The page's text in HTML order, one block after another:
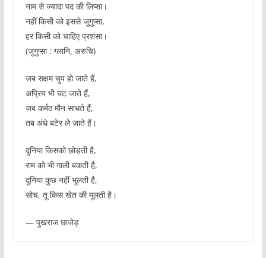
नाम से ज्यादा पद की लिप्सा।
नहीं किसी को इससे जुगुप्सा,
हर किसी को चाहिए प्रशंसा।
(जुगुप्सा : ग्लानि, अरुचि)
जब सक्षम चुप हो जाते हैं,
अप्रिय भी घट जाते हैं,
जब कर्मठ मौन साधते हैं,
तब अंधे बटेर ले जाते हैं।
दुनिया किसको छोड़ती है,
राम को भी गाली बकती है,
दुनिया कुछ नहीं भूलती है,
सोच, तू किस खेत की मूलती है।
— पुखराज छाजेड़